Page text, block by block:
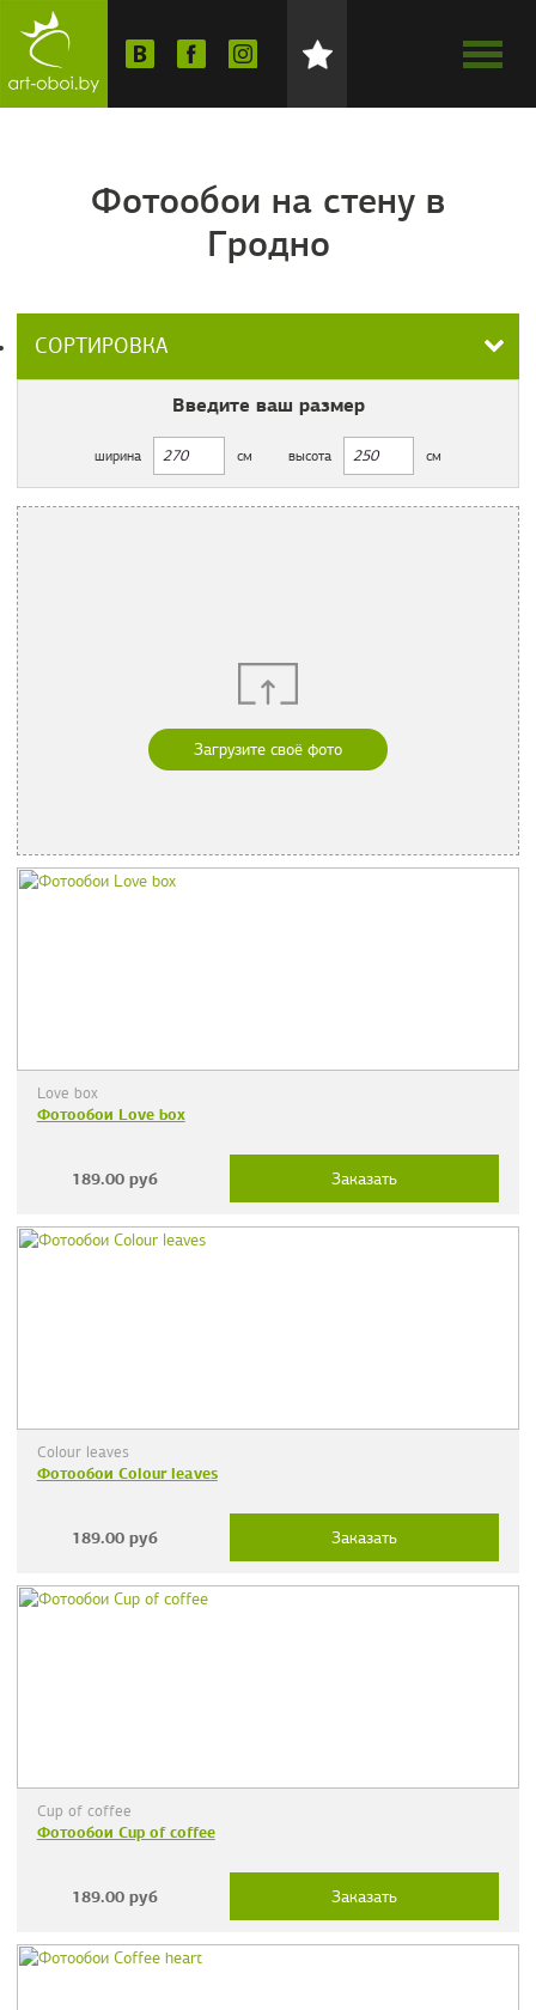
Фотообои на стену в
Гродно
СОРТИРОВКА
Введите ваш размер
ширина см высота см
Загрузите своё фото
Love box
Фотообои Love box
189.00 руб Заказать
Colour leaves
Фотообои Colour leaves
189.00 руб Заказать
Cup of coffee
Фотообои Cup of coffee
189.00 руб Заказать